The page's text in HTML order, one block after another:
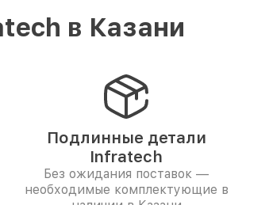
в Казани
Подлинные детали
Infratech
Без ожидания поставок —
необходимые комплектующие в